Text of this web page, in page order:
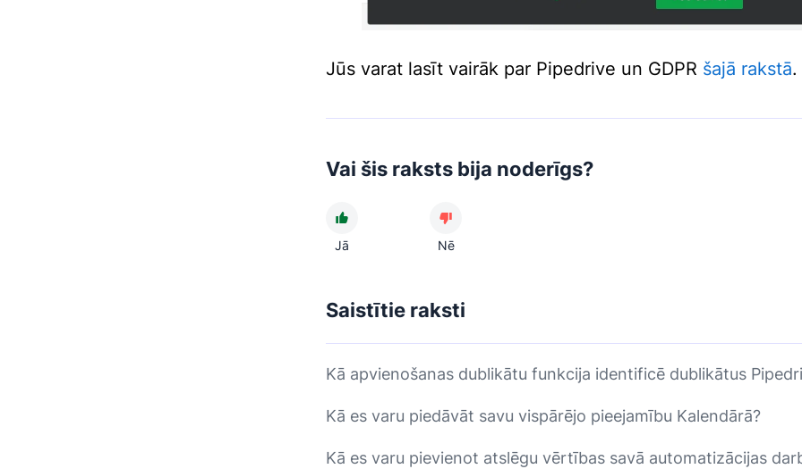
Jūs varat lasīt vairāk par Pipedrive un GDPR šajā rakstā.
Vai šis raksts bija noderīgs?
Jā Nē
Saistītie raksti
Kā apvienošanas dublikātu funkcija identificē dublikātus
Kā es varu piedāvāt savu vispārējo pieejamību Kalendārā?
Kā es varu pievienot atslēgu vērtības savā automatizācijas